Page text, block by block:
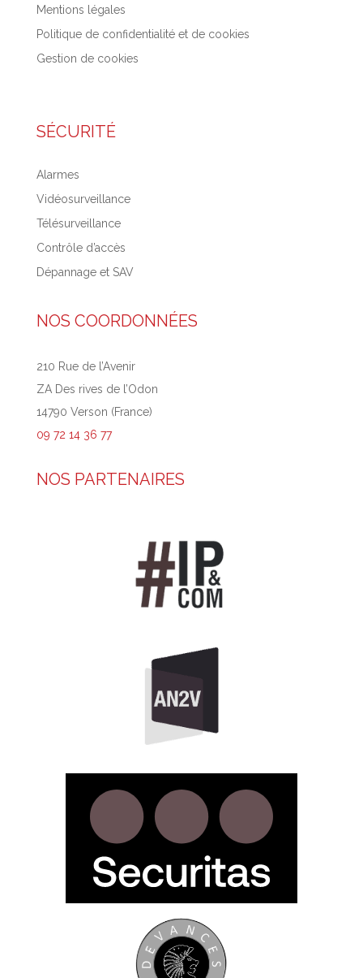
Mentions légales
Politique de confidentialité et de cookies
Gestion de cookies
SÉCURITÉ
Alarmes
Vidéosurveillance
Télésurveillance
Contrôle d’accès
Dépannage et SAV
NOS COORDONNÉES
210 Rue de l’Avenir
ZA Des rives de l’Odon
14790 Verson (France)
09 72 14 36 77
NOS PARTENAIRES